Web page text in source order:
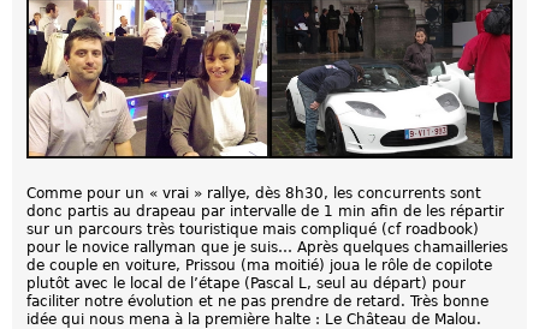
Comme pour un « vrai » rallye, dès 8h30, les concurrents sont
donc partis au drapeau par intervalle de 1 min afin de les répartir
sur un parcours très touristique mais compliqué (cf roadbook)
pour le novice rallyman que je suis… Après quelques chamailleries
de couple en voiture, Prissou (ma moitié) joua le rôle de copilote
plutôt avec le local de l’étape (Pascal L, seul au départ) pour
faciliter notre évolution et ne pas prendre de retard. Très bonne
idée qui nous mena à la première halte : Le Château de Malou.